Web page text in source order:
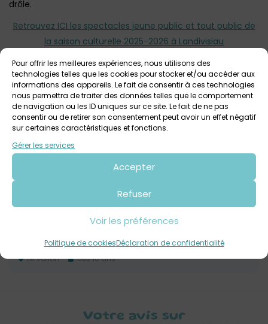
Pour offrir les meilleures expériences, nous utilisons des
technologies telles que les cookies pour stocker et/ou accéder aux
informations des appareils. Le fait de consentir à ces technologies
nous permettra de traiter des données telles que le comportement
de navigation ou les ID uniques sur ce site. Le fait de ne pas
consentir ou de retirer son consentement peut avoir un effet négatif
sur certaines caractéristiques et fonctions.
Gérer les services
Accepter
Refuser
Voir les préférences
Politique de cookiesDéclaration de confidentialité
drôle.
Retrouvez ICI les spectacles jeune public et tout public de
la saison culturelle 2025-2026 à Landivisiau
Autres événementsà venir Voir tout
Amma / Spectacle à Landivisiau
Le Vallon Dès 10 ans
Votre avis sur